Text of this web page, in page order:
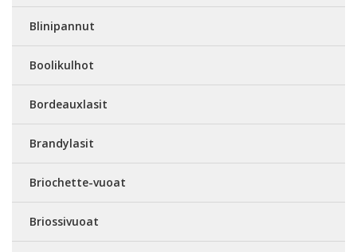
Blinipannut
Boolikulhot
Bordeauxlasit
Brandylasit
Briochette-vuoat
Briossivuoat